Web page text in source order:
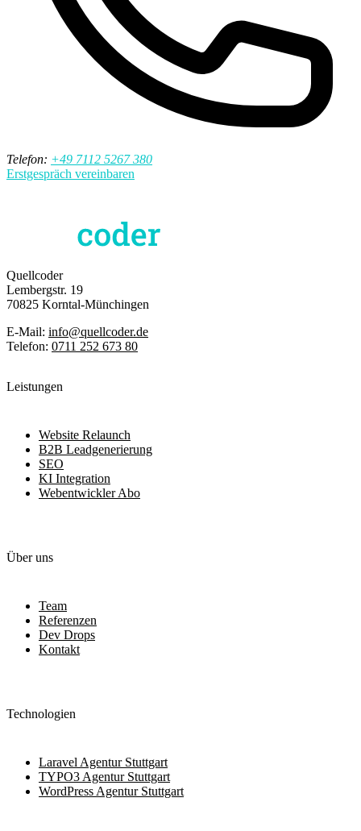
Telefon: +49 7112 5267 380
Erstgespräch vereinbaren
Quellcoder
Lembergstr. 19
70825 Korntal-Münchingen
E-Mail: info@quellcoder.de
Telefon: 0711 252 673 80
Leistungen
Website Relaunch
B2B Leadgenerierung
SEO
KI Integration
Webentwickler Abo
Über uns
Team
Referenzen
Dev Drops
Kontakt
Technologien
Laravel Agentur Stuttgart
TYPO3 Agentur Stuttgart
WordPress Agentur Stuttgart